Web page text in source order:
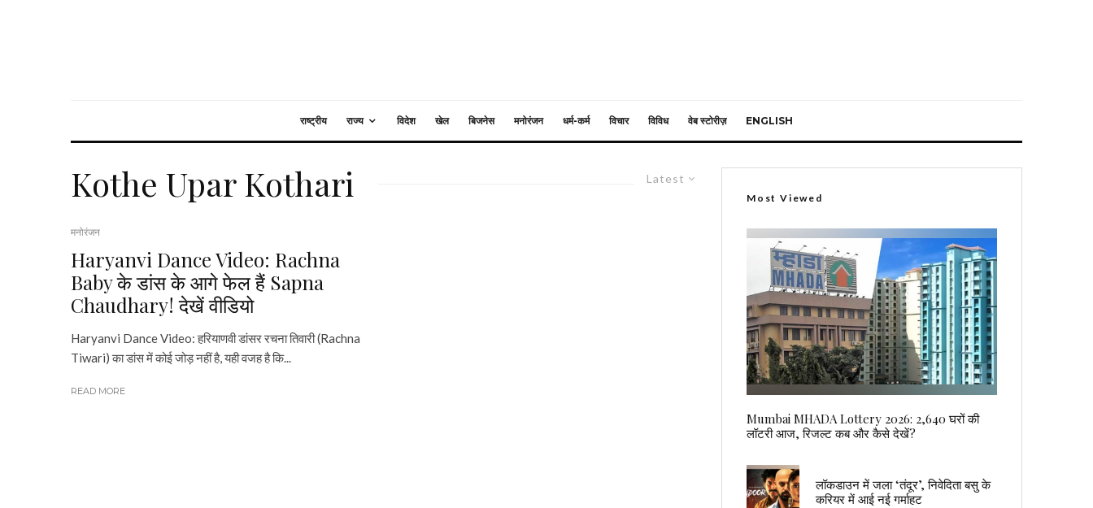
राष्ट्रीय राज्य विदेश खेल बिजनेस मनोरंजन धर्म-कर्म विचार विविध वेब स्टोरीज़ ENGLISH
Latest
Kothe Upar Kothari
मनोरंजन
Haryanvi Dance Video: Rachna
Baby के डांस के आगे फेल हैं Sapna
Chaudhary! देखें वीडियो
Haryanvi Dance Video: हरियाणवी डांसर रचना तिवारी (Rachna
Tiwari) का डांस में कोई जोड़ नहीं है, यही वजह है कि...
READ MORE
Most Viewed
Mumbai MHADA Lottery 2026: 2,640 घरों की
लॉटरी आज, रिजल्ट कब और कैसे देखें?
लॉकडाउन में जला ‘तंदूर’, निवेदिता बसु के
करियर में आई नई गर्माहट